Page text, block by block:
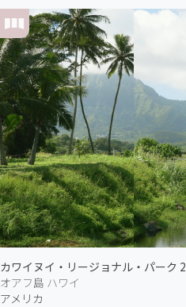
カワイヌイ・リージョナル・パーク 2
オアフ島 ハワイ
アメリカ